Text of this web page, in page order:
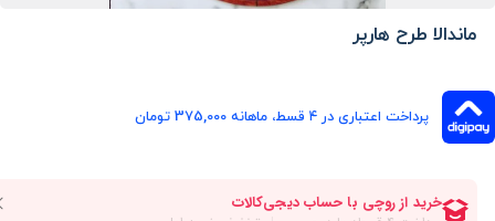
ماندالا طرح هارپر
پرداخت اعتباری در ۴ قسط، ماهانه 375,000 تومان